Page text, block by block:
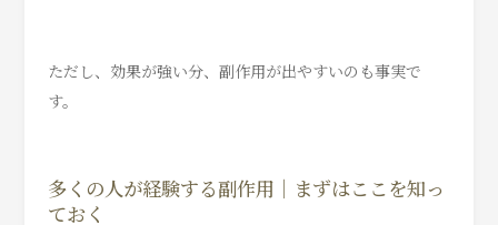
ただし、効果が強い分、副作用が出やすいのも事実で
す。
多くの人が経験する副作用｜まずはここを知っ
ておく